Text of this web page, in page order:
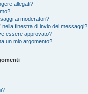
allegati?
ai moderatori?
nella finestra di invio dei messaggi?
essere approvato?
un mio argomento?